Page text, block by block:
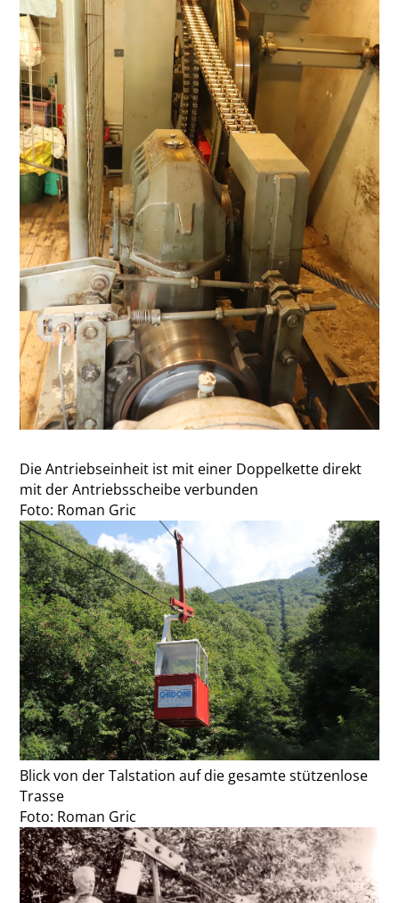
Die Antriebseinheit ist mit einer Doppelkette direkt
mit der Antriebsscheibe verbunden
Foto: Roman Gric
Blick von der Talstation auf die gesamte stützenlose
Trasse
Foto: Roman Gric